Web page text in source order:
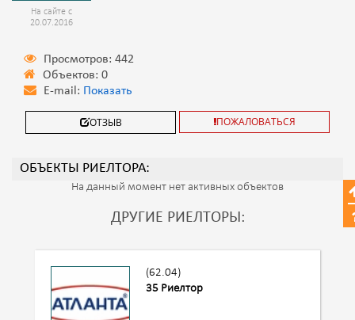
На сайте с
20.07.2016
Просмотров: 442
Объектов: 0
E-mail: Показать
ОТЗЫВ ПОЖАЛОВАТЬСЯ
ОБЪЕКТЫ РИЕЛТОРА:
На данный момент нет активных объектов
ДРУГИЕ РИЕЛТОРЫ:
(62.04)
35 Риелтор